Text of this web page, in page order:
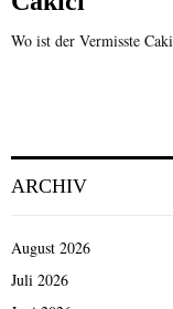
Wo ist der Vermisste
ARCHIV
August 2026
Juli 2026